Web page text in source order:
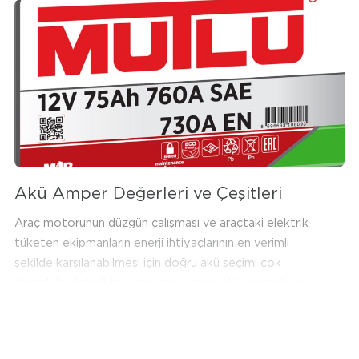
detaylar da önem taşır.
Akü Amper Değerleri ve Çeşitleri
Araç motorunun düzgün çalışması ve araçtaki elektrik
tüketen ekipmanların enerji ihtiyaçlarının en verimli
şekilde karşılanabilmesi için doğru akü seçimi çok